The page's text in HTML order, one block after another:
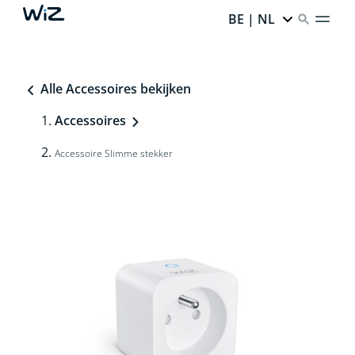
BE | NL
Alle Accessoires bekijken
Accessoires
Accessoire Slimme stekker